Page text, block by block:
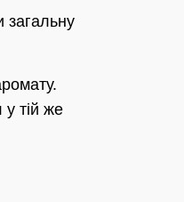
тій же